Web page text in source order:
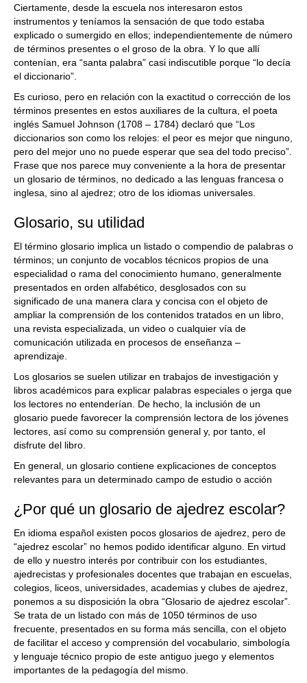
Ciertamente, desde la escuela nos interesaron estos
instrumentos y teníamos la sensación de que todo estaba
explicado o sumergido en ellos; independientemente de número
de términos presentes o el groso de la obra. Y lo que allí
contenían, era “santa palabra” casi indiscutible porque “lo decía
el diccionario”.
Es curioso, pero en relación con la exactitud o corrección de los
términos presentes en estos auxiliares de la cultura, el poeta
inglés Samuel Johnson (1708 – 1784) declaró que “Los
diccionarios son como los relojes: el peor es mejor que ninguno,
pero del mejor uno no puede esperar que sea del todo preciso”.
Frase que nos parece muy conveniente a la hora de presentar
un glosario de términos, no dedicado a las lenguas francesa o
inglesa, sino al ajedrez; otro de los idiomas universales.
Glosario, su utilidad
El término glosario implica un listado o compendio de palabras o
términos; un conjunto de vocablos técnicos propios de una
especialidad o rama del conocimiento humano, generalmente
presentados en orden alfabético, desglosados con su
significado de una manera clara y concisa con el objeto de
ampliar la comprensión de los contenidos tratados en un libro,
una revista especializada, un video o cualquier vía de
comunicación utilizada en procesos de enseñanza –
aprendizaje.
Los glosarios se suelen utilizar en trabajos de investigación y
libros académicos para explicar palabras especiales o jerga que
los lectores no entenderían. De hecho, la inclusión de un
glosario puede favorecer la comprensión lectora de los jóvenes
lectores, así como su comprensión general y, por tanto, el
disfrute del libro.
En general, un glosario contiene explicaciones de conceptos
relevantes para un determinado campo de estudio o acción
¿Por qué un glosario de ajedrez escolar?
En idioma español existen pocos glosarios de ajedrez, pero de
“ajedrez escolar” no hemos podido identificar alguno. En virtud
de ello y nuestro interés por contribuir con los estudiantes,
ajedrecistas y profesionales docentes que trabajan en escuelas,
colegios, liceos, universidades, academias y clubes de ajedrez,
ponemos a su disposición la obra “Glosario de ajedrez escolar”.
Se trata de un listado con más de 1050 términos de uso
frecuente, presentados en su forma más sencilla, con el objeto
de facilitar el acceso y comprensión del vocabulario, simbología
y lenguaje técnico propio de este antiguo juego y elementos
importantes de la pedagogía del mismo.